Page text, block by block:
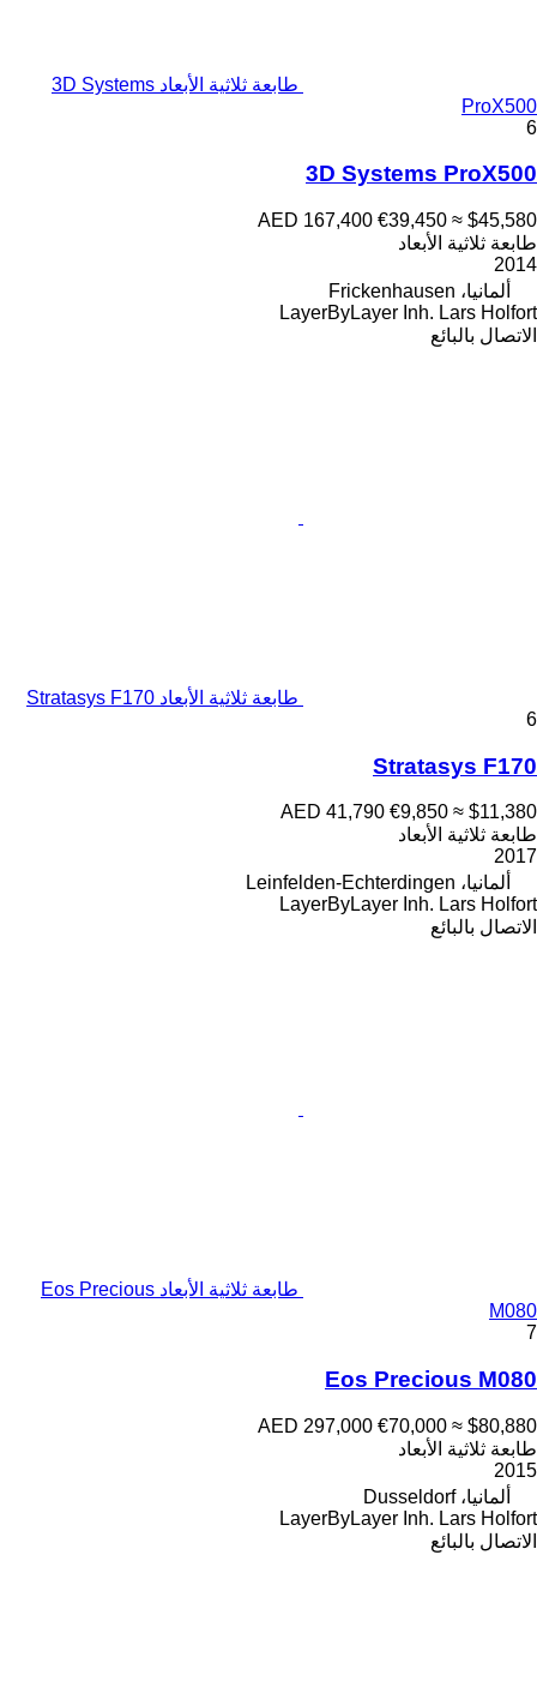
طابعة ثلاثية الأبعاد 3D Systems
ProX500
6
3D Systems ProX500
AED 167,400 €39,450 ≈ $45,580
طابعة ثلاثية الأبعاد
2014
ألمانيا، Frickenhausen
LayerByLayer Inh. Lars Holfort
الاتصال بالبائع
طابعة ثلاثية الأبعاد Stratasys F170
6
Stratasys F170
AED 41,790 €9,850 ≈ $11,380
طابعة ثلاثية الأبعاد
2017
ألمانيا، Leinfelden-Echterdingen
LayerByLayer Inh. Lars Holfort
الاتصال بالبائع
طابعة ثلاثية الأبعاد Eos Precious
M080
7
Eos Precious M080
AED 297,000 €70,000 ≈ $80,880
طابعة ثلاثية الأبعاد
2015
ألمانيا، Dusseldorf
LayerByLayer Inh. Lars Holfort
الاتصال بالبائع